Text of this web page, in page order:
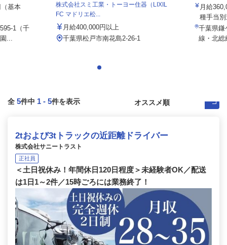
基本
1（千
...
株式会社スミ工業・トーヨー住器（LIXIL
FC マドリエ松...
月給400,000円以上
千葉県松戸市南花島2-26-1
月給
種手当
千葉県鎌
線・北総
全 5件中 1 - 5件を表示
2tおよび3tトラックの近距離ドライバー
株式会社サニートラスト
正社員
＜土日祝休み！年間休日120日程度＞未経験者OK／配送
は1日1～2件／15時ごろには業務終了！